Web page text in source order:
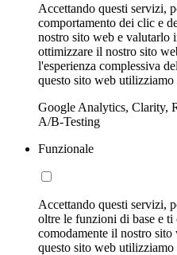
Accettando questi servizi,
comportamento dei clic e
nostro sito web e valutarlo
ottimizzare il nostro sito
l'esperienza complessiva
questo sito web
Google Analytics, Clarity,
A/B-Testing
Funzionale
Accettando questi servizi,
oltre le funzioni di base e
comodamente il nostro
questo sito web